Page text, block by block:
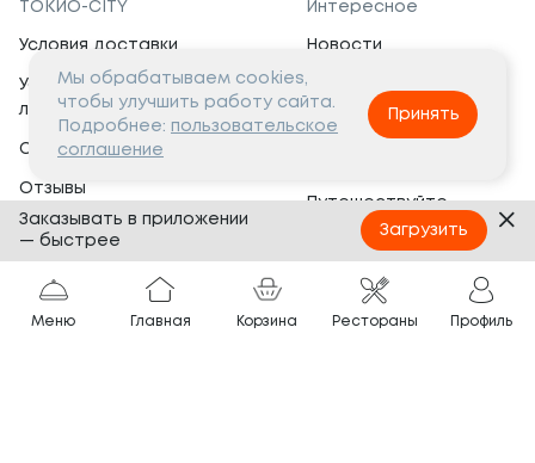
ТОКИО-CITY
Условия доставки
Условия программы
лояльности
Сертификаты
Отзывы
Банкеты
Вопросы и ответы
Интересное
Новости
Вакансии
Социальная жизнь
Путешествуйте
с ТОКИО-CITY
Партнёрам
Франшиза
Меню Главная Корзина Рестораны Профиль
Мы обрабатываем cookies,
чтобы улучшить работу сайта.
Подробнее: пользовательское
соглашение
Принять
Заказывать в приложении
— быстрее
Загрузить